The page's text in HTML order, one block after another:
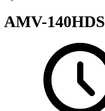
AMV-140HDS